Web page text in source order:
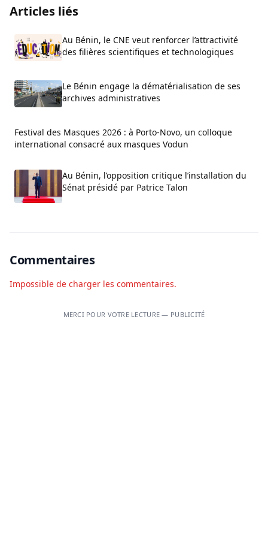
Articles liés
Au Bénin, le CNE veut renforcer l’attractivité
des filières scientifiques et technologiques
Le Bénin engage la dématérialisation de ses
archives administratives
Festival des Masques 2026 : à Porto-Novo, un colloque
international consacré aux masques Vodun
Au Bénin, l’opposition critique l’installation du
Sénat présidé par Patrice Talon
Commentaires
Impossible de charger les commentaires.
MERCI POUR VOTRE LECTURE — PUBLICITÉ